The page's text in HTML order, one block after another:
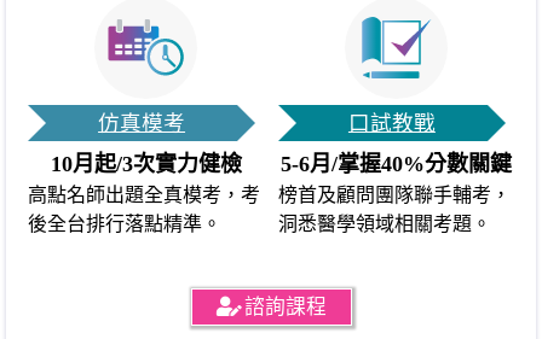
仿真模考
10月起/3次實力健檢
高點名師出題全真模考，考
後全台排行落點精準。
口試教戰
5-6月/掌握40%分數關鍵
榜首及顧問團隊聯手輔考，
洞悉醫學領域相關考題。
諮詢課程